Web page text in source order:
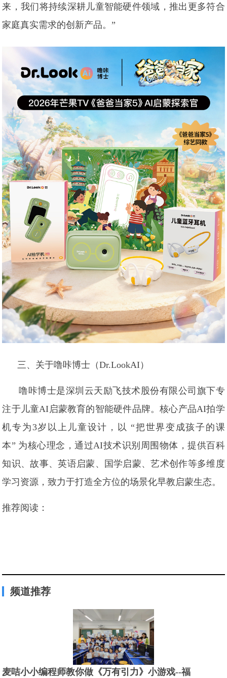
来，我们将持续深耕儿童智能硬件领域，推出更多符合
家庭真实需求的创新产品。”
三、关于噜咔博士（Dr.LookAI）
噜咔博士是深圳云天励飞技术股份有限公司旗下专
注于儿童AI启蒙教育的智能硬件品牌。核心产品AI拍学
机专为3岁以上儿童设计，以 “把世界变成孩子的课
本” 为核心理念，通过AI技术识别周围物体，提供百科
知识、故事、英语启蒙、国学启蒙、艺术创作等多维度
学习资源，致力于打造全方位的场景化早教启蒙生态。
推荐阅读：
频道推荐
麦咭小小编程师教你做《万有引力》小游戏--福